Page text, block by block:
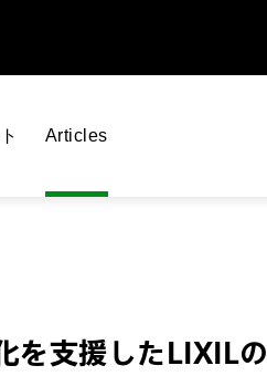
Articles
を支援したLIXILの